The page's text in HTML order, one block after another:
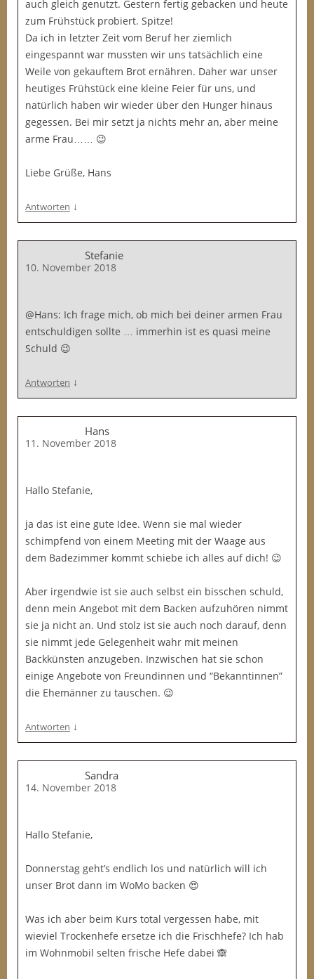
auch gleich genutzt. Gestern fertig gebacken und heute
zum Frühstück probiert. Spitze!
Da ich in letzter Zeit vom Beruf her ziemlich
eingespannt war mussten wir uns tatsächlich eine
Weile von gekauftem Brot ernähren. Daher war unser
heutiges Frühstück eine kleine Feier für uns, und
natürlich haben wir wieder über den Hunger hinaus
gegessen. Bei mir setzt ja nichts mehr an, aber meine
arme Frau…… 😉
Liebe Grüße, Hans
Antworten ↓
Stefanie
10. November 2018
@Hans: Ich frage mich, ob mich bei deiner armen Frau
entschuldigen sollte … immerhin ist es quasi meine
Schuld 😉
Antworten ↓
Hans
11. November 2018
Hallo Stefanie,
ja das ist eine gute Idee. Wenn sie mal wieder
schimpfend von einem Meeting mit der Waage aus
dem Badezimmer kommt schiebe ich alles auf dich! 😉
Aber irgendwie ist sie auch selbst ein bisschen schuld,
denn mein Angebot mit dem Backen aufzuhören nimmt
sie ja nicht an. Und stolz ist sie auch noch darauf, denn
sie nimmt jede Gelegenheit wahr mit meinen
Backkünsten anzugeben. Inzwischen hat sie schon
einige Angebote von Freundinnen und “Bekanntinnen”
die Ehemänner zu tauschen. 😉
Antworten ↓
Sandra
14. November 2018
Hallo Stefanie,
Donnerstag geht’s endlich los und natürlich will ich
unser Brot dann im WoMo backen 😍
Was ich aber beim Kurs total vergessen habe, mit
wieviel Trockenhefe ersetze ich die Frischhefe? Ich hab
im Wohnmobil selten frische Hefe dabei 🙈